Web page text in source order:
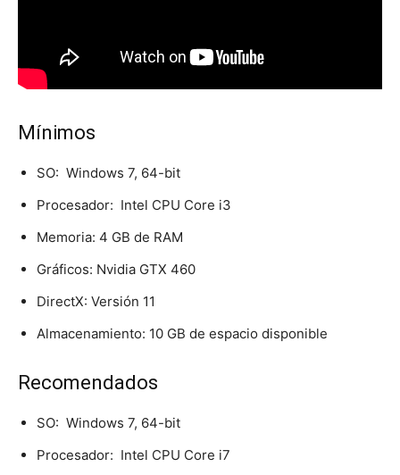
Mínimos
SO: Windows 7, 64-bit
Procesador: Intel CPU Core i3
Memoria: 4 GB de RAM
Gráficos: Nvidia GTX 460
DirectX: Versión 11
Almacenamiento: 10 GB de espacio disponible
Recomendados
SO: Windows 7, 64-bit
Procesador: Intel CPU Core i7